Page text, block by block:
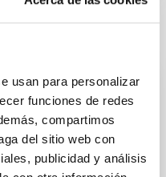
usan para personalizar
funciones de redes
compartimos
del sitio web con
publicidad y análisis
Anniversary of